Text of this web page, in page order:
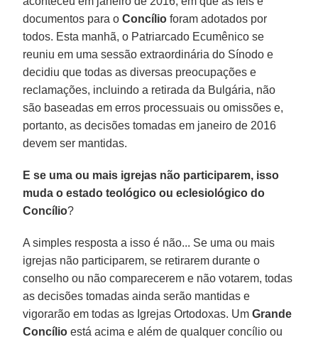
documentos para oConcílio foram adotados por
todos. Esta manhã, o Patriarcado Ecumênico se
reuniu em uma sessão extraordinária do Sínodo e
decidiu que todas as diversas preocupações e
reclamações, incluindo a retirada da Bulgária, não
são baseadas em erros processuais ou omissões e,
portanto, as decisões tomadas em janeiro de 2016
devem ser mantidas.
E se uma ou mais igrejas não participarem, isso
muda o estado teológico ou eclesiológico do
Concílio?
A simples resposta a isso é não... Se uma ou mais
igrejas não participarem, se retirarem durante o
conselho ou não comparecerem e não votarem, todas
as decisões tomadas ainda serão mantidas e
vigorarão em todas as Igrejas Ortodoxas. UmGrande
Concílio está acima e além de qualquer concílio ou